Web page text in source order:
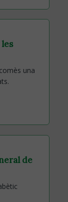
una
de